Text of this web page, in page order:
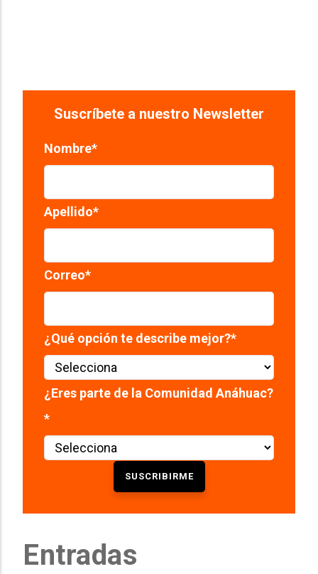
Suscríbete a nuestro Newsletter
Nombre*
Apellido*
Correo*
¿Qué opción te describe mejor?*
¿Eres parte de la Comunidad Anáhuac?
*
Entradas